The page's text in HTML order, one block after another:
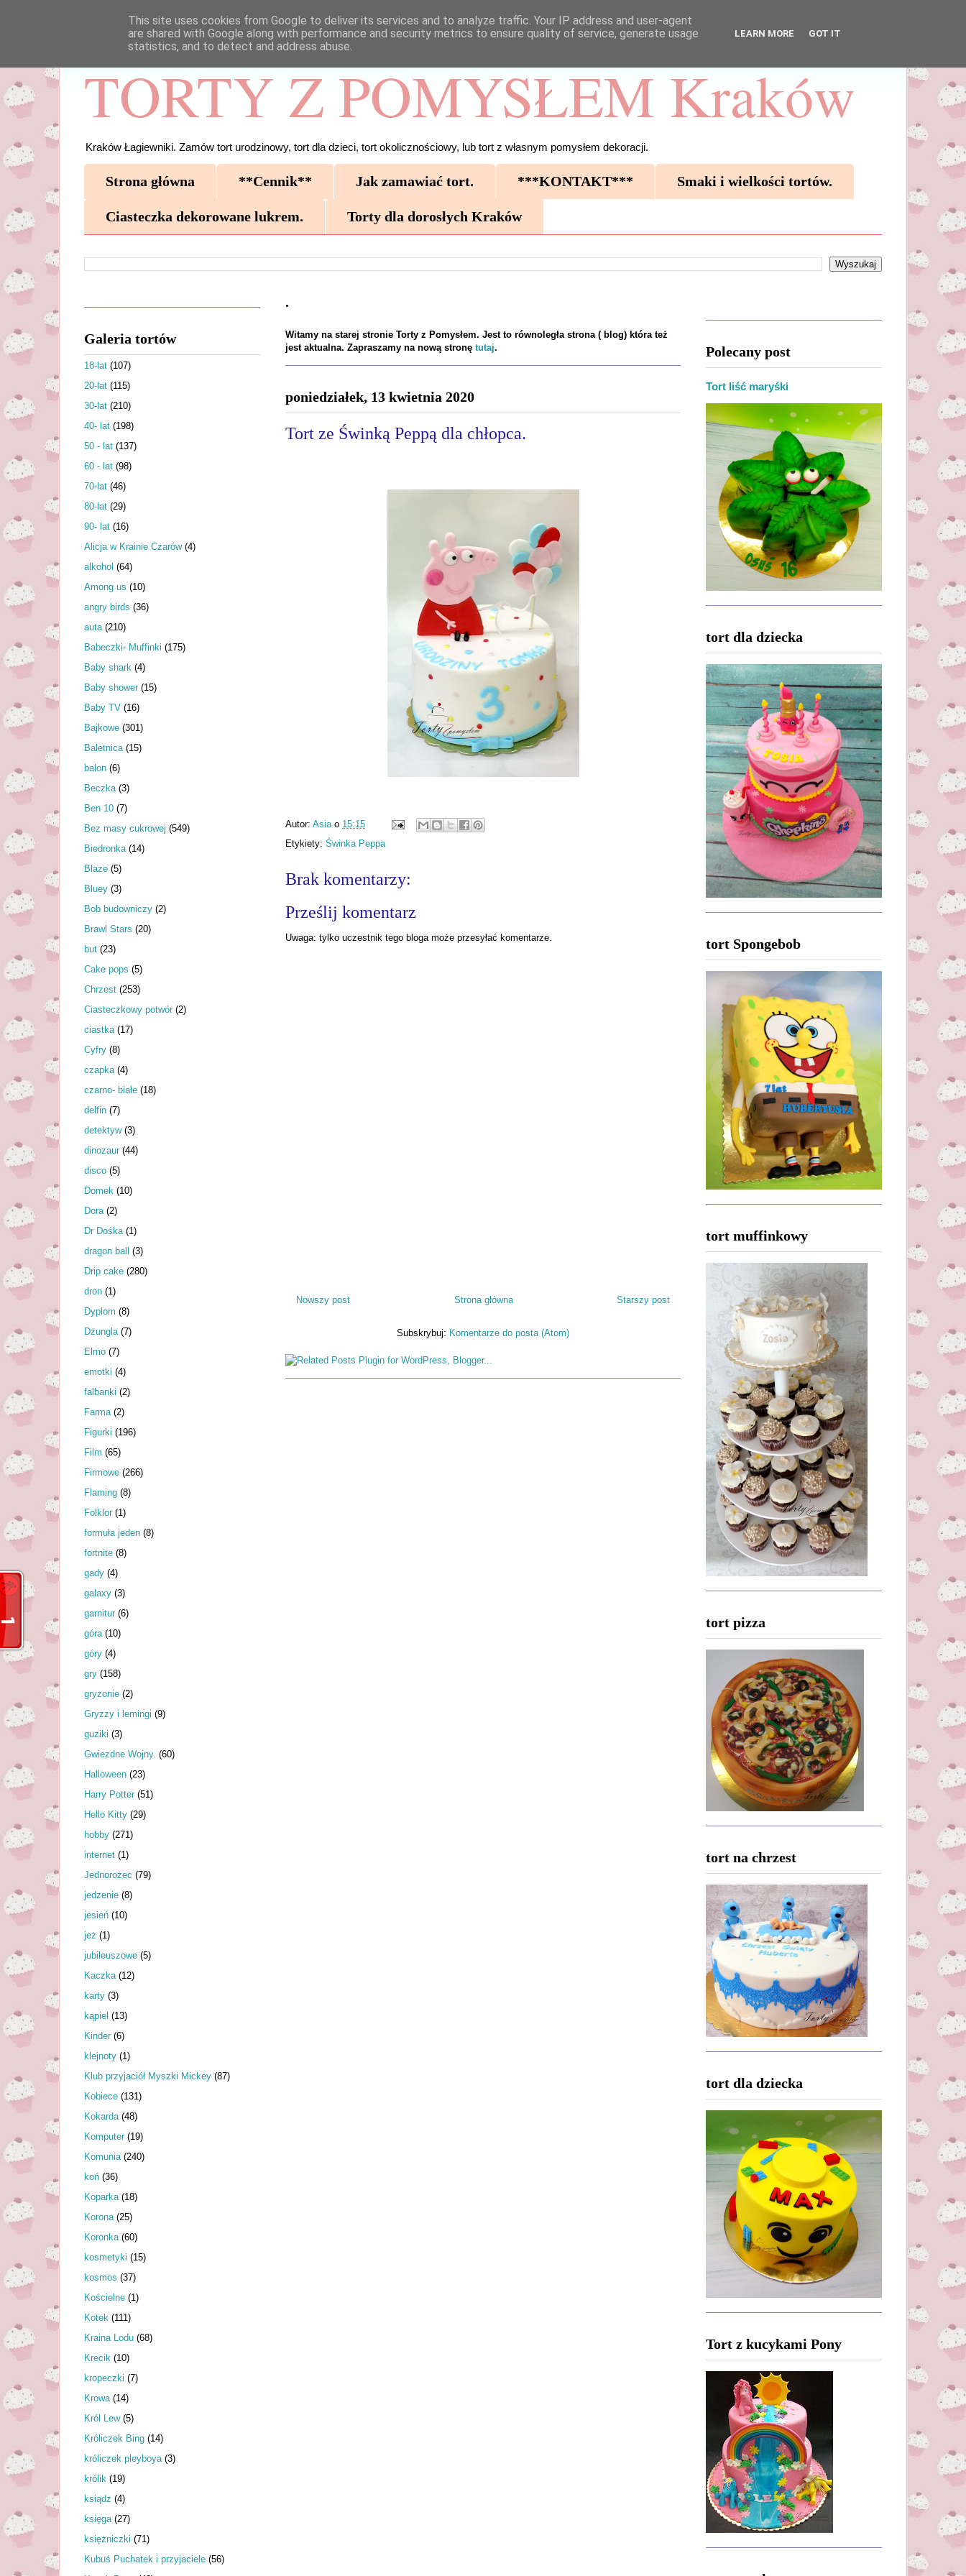
TORTY Z POMYSŁEM Kraków
Kraków Łagiewniki. Zamów tort urodzinowy, tort dla dzieci, tort okolicznościowy, lub tort z własnym pomysłem dekoracji.
Strona główna **Cennik** Jak zamawiać tort. ***KONTAKT*** Smaki i wielkości tortów.
Ciasteczka dekorowane lukrem. Torty dla dorosłych Kraków
.
Witamy na starej stronie Torty z Pomysłem. Jest to równoległa strona ( blog) która też
jest aktualna. Zapraszamy na nową stronę tutaj.
poniedziałek, 13 kwietnia 2020
Tort ze Świnką Peppą dla chłopca.
Autor: Asia o 15:15
Etykiety: Świnka Peppa
Brak komentarzy:
Prześlij komentarz
Uwaga: tylko uczestnik tego bloga może przesyłać komentarze.
Nowszy post Starszy post
Strona główna
Subskrybuj: Komentarze do posta (Atom)
Galeria tortów
18-lat (107)
20-lat (115)
30-lat (210)
40- lat (198)
50 - lat (137)
60 - lat (98)
70-lat (46)
80-lat (29)
90- lat (16)
Alicja w Krainie Czarów (4)
alkohol (64)
Among us (10)
angry birds (36)
auta (210)
Babeczki- Muffinki (175)
Baby shark (4)
Baby shower (15)
Baby TV (16)
Bajkowe (301)
Baletnica (15)
balon (6)
Beczka (3)
Ben 10 (7)
Bez masy cukrowej (549)
Biedronka (14)
Blaze (5)
Bluey (3)
Bob budowniczy (2)
Brawl Stars (20)
but (23)
Cake pops (5)
Chrzest (253)
Ciasteczkowy potwór (2)
ciastka (17)
Cyfry (8)
czapka (4)
czarno- białe (18)
delfin (7)
detektyw (3)
dinozaur (44)
disco (5)
Domek (10)
Dora (2)
Dr Dośka (1)
dragon ball (3)
Drip cake (280)
dron (1)
Dyplom (8)
Dżungla (7)
Elmo (7)
emotki (4)
falbanki (2)
Farma (2)
Figurki (196)
Film (65)
Firmowe (266)
Flaming (8)
Folklor (1)
formuła jeden (8)
fortnite (8)
gady (4)
galaxy (3)
garnitur (6)
góra (10)
góry (4)
gry (158)
gryzonie (2)
Gryzzy i lemingi (9)
guziki (3)
Gwiezdne Wojny. (60)
Halloween (23)
Harry Potter (51)
Hello Kitty (29)
hobby (271)
internet (1)
Jednorożec (79)
jedzenie (8)
jesień (10)
jeż (1)
jubileuszowe (5)
Kaczka (12)
karty (3)
kąpiel (13)
Kinder (6)
klejnoty (1)
Klub przyjaciół Myszki Mickey (87)
Kobiece (131)
Kokarda (48)
Komputer (19)
Komunia (240)
koń (36)
Koparka (18)
Korona (25)
Koronka (60)
kosmetyki (15)
kosmos (37)
Kościelne (1)
Kotek (111)
Kraina Lodu (68)
Krecik (10)
kropeczki (7)
Krowa (14)
Król Lew (5)
Króliczek Bing (14)
króliczek pleyboya (3)
królik (19)
ksiądz (4)
księga (27)
księżniczki (71)
Kubuś Puchatek i przyjaciele (56)
Polecany post
Tort liść maryśki
tort dla dziecka
tort Spongebob
tort muffinkowy
tort pizza
tort na chrzest
tort dla dziecka
Tort z kucykami Pony
This site uses cookies from Google to deliver its services and to analyze traffic. Your IP address and user-agent
are shared with Google along with performance and security metrics to ensure quality of service, generate usage
statistics, and to detect and address abuse.
LEARN MORE GOT IT